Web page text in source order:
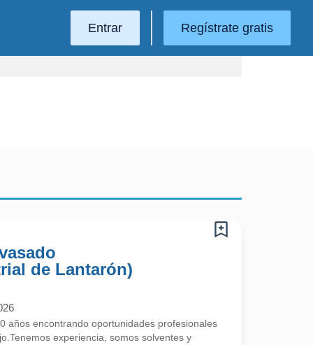
Entrar Regístrate gratis
de Lantarón)
años encontrando oportunidades profesionales
experiencia, somos solventes y